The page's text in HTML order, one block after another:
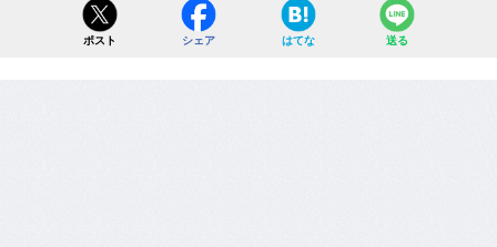
ポスト シェア はてな 送る